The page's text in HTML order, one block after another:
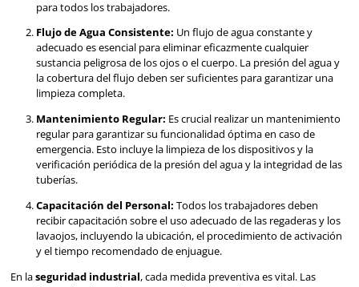
¿Por qué son
regaderas y lavaojos en
áreas de trabajo con
químico?
¿Por qué son Cruciales las Regaderas y los Lavaojos
Seguridad Industrial?**
Imagina una situación en la que un trabajador entra en
una sustancia química corrosiva. En tales circunstancias,
cuenta. Las regaderas y los lavaojos proporcionan una